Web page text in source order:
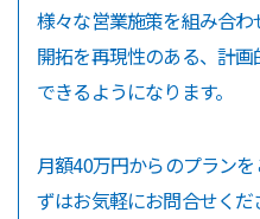
様々な営業施策を組み合
開拓を再現性のある、計
できるようになります。
月額40万円からのプラン
ずはお気軽にお問合せくだ